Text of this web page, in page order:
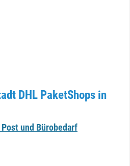
DHL PaketShops in
und Bürobedarf